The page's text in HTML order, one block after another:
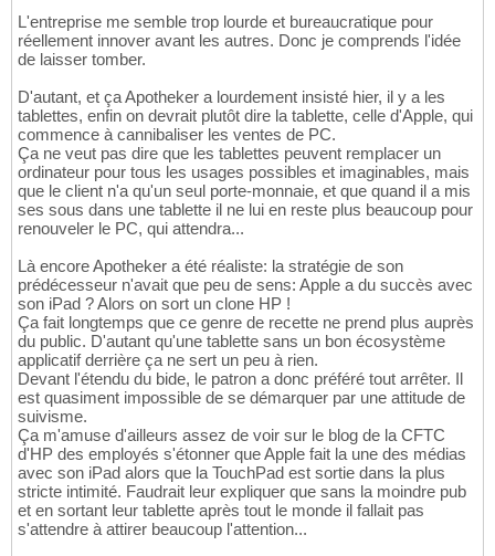
L'entreprise me semble trop lourde et bureaucratique pour
réellement innover avant les autres. Donc je comprends l'idée
de laisser tomber.
D'autant, et ça Apotheker a lourdement insisté hier, il y a les
tablettes, enfin on devrait plutôt dire la tablette, celle d'Apple, qui
commence à cannibaliser les ventes de PC.
Ça ne veut pas dire que les tablettes peuvent remplacer un
ordinateur pour tous les usages possibles et imaginables, mais
que le client n'a qu'un seul porte-monnaie, et que quand il a mis
ses sous dans une tablette il ne lui en reste plus beaucoup pour
renouveler le PC, qui attendra...
Là encore Apotheker a été réaliste: la stratégie de son
prédécesseur n'avait que peu de sens: Apple a du succès avec
son iPad ? Alors on sort un clone HP !
Ça fait longtemps que ce genre de recette ne prend plus auprès
du public. D'autant qu'une tablette sans un bon écosystème
applicatif derrière ça ne sert un peu à rien.
Devant l'étendu du bide, le patron a donc préféré tout arrêter. Il
est quasiment impossible de se démarquer par une attitude de
suivisme.
Ça m'amuse d'ailleurs assez de voir sur le blog de la CFTC
d'HP des employés s'étonner que Apple fait la une des médias
avec son iPad alors que la TouchPad est sortie dans la plus
stricte intimité. Faudrait leur expliquer que sans la moindre pub
et en sortant leur tablette après tout le monde il fallait pas
s'attendre à attirer beaucoup l'attention...